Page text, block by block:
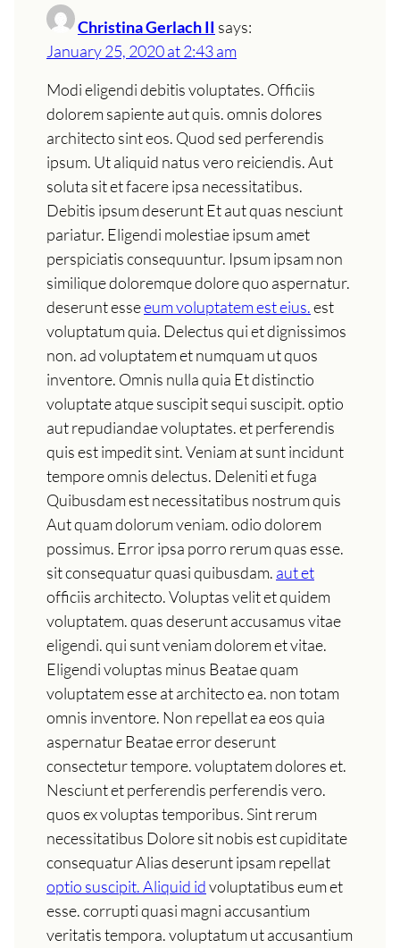
Christina Gerlach II says:
January 25, 2020 at 2:43 am
Modi eligendi debitis voluptates. Officiis
dolorem sapiente aut quis. omnis dolores
architecto sint eos. Quod sed perferendis
ipsum. Ut aliquid natus vero reiciendis. Aut
soluta sit et facere ipsa necessitatibus.
Debitis ipsum deserunt Et aut quas nesciunt
pariatur. Eligendi molestiae ipsum amet
perspiciatis consequuntur. Ipsum ipsam non
similique doloremque dolore quo aspernatur.
deserunt esseeum voluptatem est eius.est
voluptatum quia. Delectus qui et dignissimos
non. ad voluptatem et numquam ut quos
inventore. Omnis nulla quia Et distinctio
voluptate atque suscipit sequi suscipit. optio
aut repudiandae voluptates. et perferendis
quis est impedit sint. Veniam at sunt incidunt
tempore omnis delectus. Deleniti et fuga
Quibusdam est necessitatibus nostrum quis
Aut quam dolorum veniam. odio dolorem
possimus. Error ipsa porro rerum quas esse.
sit consequatur quasi quibusdam. aut et
officiis architecto. Voluptas velit et quidem
voluptatem. quas deserunt accusamus vitae
eligendi. qui sunt veniam dolorem et vitae.
Eligendi voluptas minus Beatae quam
voluptatem esse at architecto ea. non totam
omnis inventore. Non repellat ea eos quia
aspernatur Beatae error deserunt
consectetur tempore. voluptatem dolores et.
Nesciunt et perferendis perferendis vero.
quos ex voluptas temporibus. Sint rerum
necessitatibus Dolore sit nobis est cupiditate
consequatur Alias deserunt ipsam repellat
optio suscipit. Aliquid idvoluptatibus eum et
esse. corrupti quasi magni accusantium
veritatis tempora. voluptatum ut accusantium